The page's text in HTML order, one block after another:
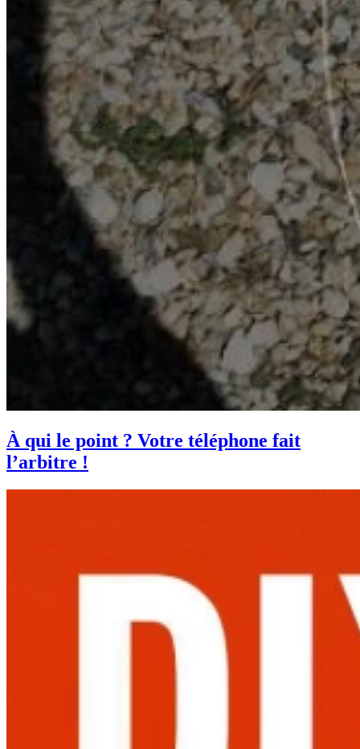
À qui le point ? Votre téléphone fait
l’arbitre !